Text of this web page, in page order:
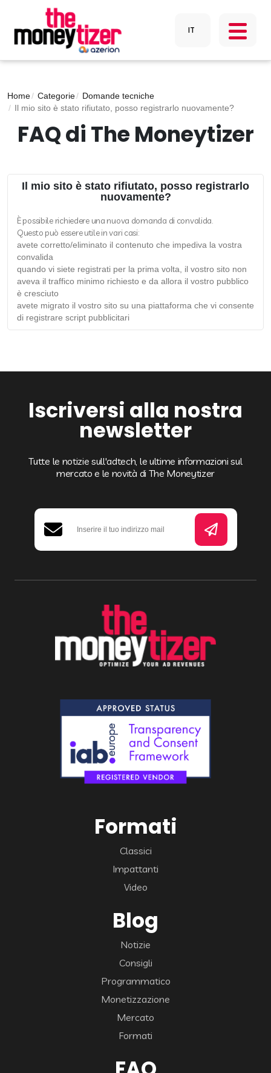
Home Categorie
Domande tecniche
Il mio sito è stato rifiutato, posso registrarlo nuovamente?
FAQ di The Moneytizer
Il mio sito è stato rifiutato, posso registrarlo
nuovamente?
È possibile richiedere una nuova domanda di convalida.
Questo può essere utile in vari casi:
avete corretto/eliminato il contenuto che impediva la vostra
convalida
quando vi siete registrati per la prima volta, il vostro sito non
aveva il traffico minimo richiesto e da allora il vostro pubblico
è cresciuto
avete migrato il vostro sito su una piattaforma che vi consente
di registrare script pubblicitari
Iscriversi alla nostra
newsletter
Tutte le notizie sull'adtech, le ultime informazioni sul
mercato e le novità di The Moneytizer
Formati
Classici
Impattanti
Video
Blog
Notizie
Consigli
Programmatico
Monetizzazione
Mercato
Formati